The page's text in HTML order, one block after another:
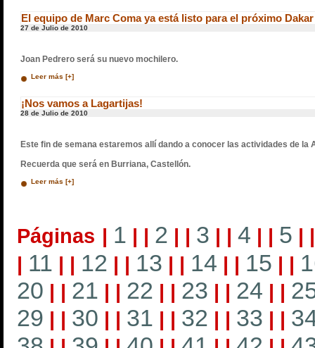
El equipo de Marc Coma ya está listo para el próximo Dakar
27 de Julio de 2010
Joan Pedrero será su nuevo mochilero.
Leer más [+]
¡Nos vamos a Lagartijas!
28 de Julio de 2010
Este fin de semana estaremos allí dando a conocer las actividades de la
Recuerda que será en Burriana, Castellón.
Leer más [+]
Páginas | 1 | | 2 | | 3 | | 4 | | 5 |
| 11 | | 12 | | 13 | | 14 | | 15 | |
20 | | 21 | | 22 | | 23 | | 24 | |
29 | | 30 | | 31 | | 32 | | 33 | |